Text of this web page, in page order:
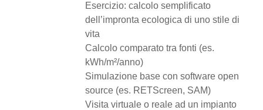
Esercizio: calcolo semplificato
dell’impronta ecologica di uno stile di
vita
Calcolo comparato tra fonti (es.
kWh/m²/anno)
Simulazione base con software open
source (es. RETScreen, SAM)
Visita virtuale o reale ad un impianto